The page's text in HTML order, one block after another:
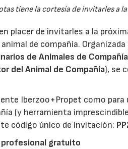
tiene la cortesía de invitarles a
placer de invitarles a la
de compañía. Organizada
de Animales de Compañía
del Animal de Compañía), se
Iberzoo+Propet como para
(y herramienta
código único de invitación:
profesional gratuito